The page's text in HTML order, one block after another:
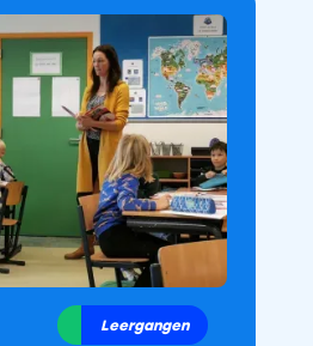
Leergangen